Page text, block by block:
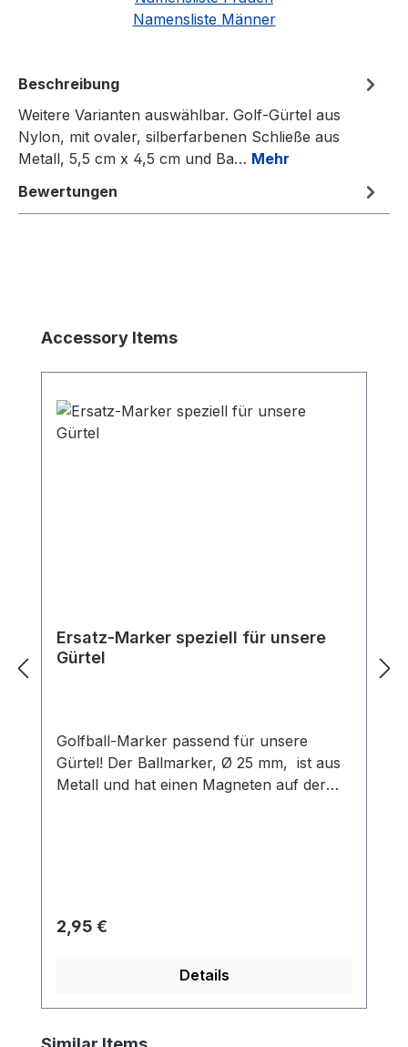
Namensliste Männer
Beschreibung
Weitere Varianten auswählbar. Golf-Gürtel aus
Nylon, mit ovaler, silberfarbenen Schließe aus
Metall, 5,5 cm x 4,5 cm und Ba… Mehr
Bewertungen
Produktgalerie überspringen
Accessory Items
Ersatz-Marker speziell für unsere
Gürtel
Golfball-Marker passend für unsere
Gürtel! Der Ballmarker, Ø 25 mm, ist aus
Metall und hat einen Magneten auf der
Regulärer Preis:
2,95 €
Details
Produktgalerie überspringen